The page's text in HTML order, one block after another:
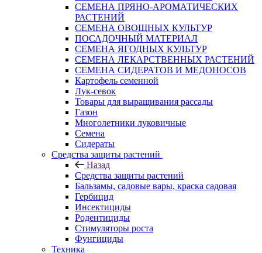
СЕМЕНА ПРЯНО-АРОМАТИЧЕСКИХ
РАСТЕНИЙ
СЕМЕНА ОВОЩНЫХ КУЛЬТУР
ПОСАДОЧНЫЙ МАТЕРИАЛ
СЕМЕНА ЯГОДНЫХ КУЛЬТУР
СЕМЕНА ЛЕКАРСТВЕННЫХ РАСТЕНИЙ
СЕМЕНА СИДЕРАТОВ И МЕДОНОСОВ
Картофель семенной
Лук-севок
Товары для выращивания рассады
Газон
Многолетники луковичные
Семена
Сидераты
Средства защиты растений
Назад
Средства защиты растений
Бальзамы, садовые вары, краска садовая
Гербицид
Инсектициды
Родентициды
Стимуляторы роста
Фунгициды
Техника